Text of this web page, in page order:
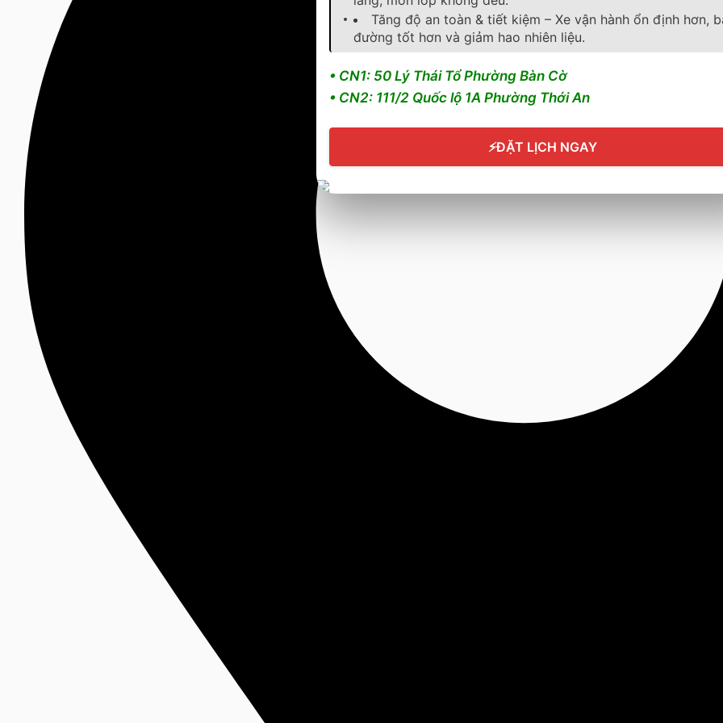
Tăng độ an toàn & tiết kiệm – Xe vận hành ổn định hơn,
đường tốt hơn và giảm hao nhiên liệu.
• CN1: 50 Lý Thái Tổ Phường Bàn Cờ
• CN2: 111/2 Quốc lộ 1A Phường Thới An
⚡ĐẶT LỊCH NGAY